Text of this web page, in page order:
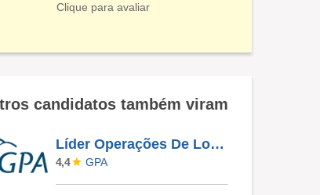
Clique para avaliar
candidatos também viram
Líder Operações De Loja - Morumbi
4,4 GPA